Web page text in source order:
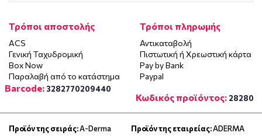
Τρόποι αποστολής
ACS
Γενική Ταχυδρομική
Box Now
Παραλαβή από το κατάστημα
Τρόποι πληρωμής
Αντικαταβολή
Πιστωτική ή Χρεωστική κάρτα
Pay by Bank
Paypal
Barcode: 3282770209440
Κωδικός προϊόντος: 28280
Προϊόν της σειράς:A-Derma
Προϊόν της εταιρείας:ADERMA